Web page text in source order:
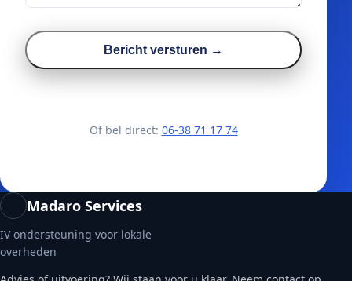
Bericht versturen →
Of bel direct: 06-38 71 17 74
Madaro Services
IV ondersteuning voor lokale
overheden